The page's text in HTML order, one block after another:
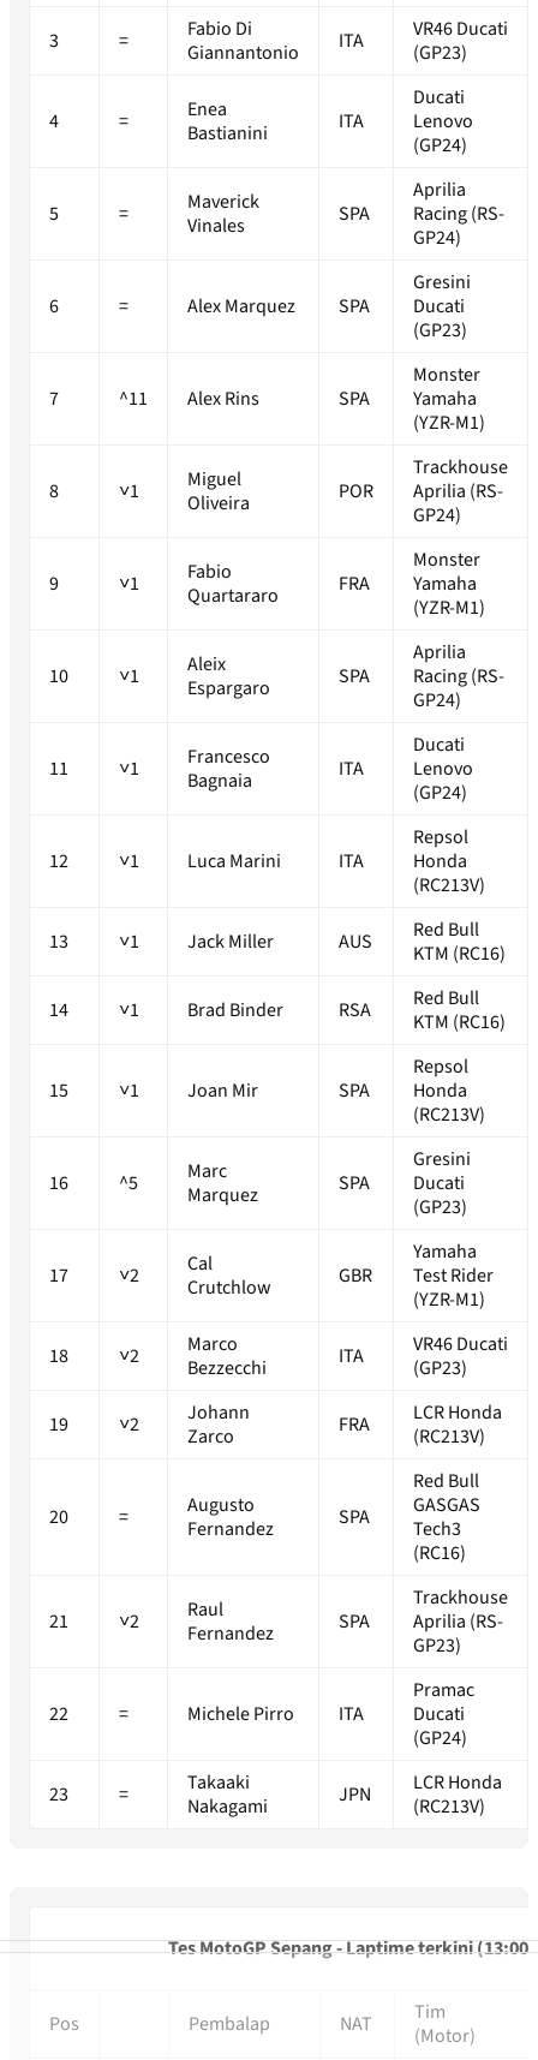
3 =
Fabio Di
Giannantonio
ITA
VR46 Ducati
(GP23)
4 =
Enea
Bastianini
ITA
Ducati
Lenovo
(GP24)
5 =
Maverick
Vinales
SPA
Aprilia
Racing (RS-
GP24)
6 = Alex Marquez SPA
Gresini
Ducati
(GP23)
7 ^11 Alex Rins SPA
Monster
Yamaha
(YZR-M1)
8 ˅1
Miguel
Oliveira
POR
Trackhouse
Aprilia (RS-
GP24)
9 ˅1
Fabio
Quartararo
FRA
Monster
Yamaha
(YZR-M1)
10 ˅1
Aleix
Espargaro
SPA
Aprilia
Racing (RS-
GP24)
11 ˅1
Francesco
Bagnaia
ITA
Ducati
Lenovo
(GP24)
12 ˅1 Luca Marini ITA
Repsol
Honda
(RC213V)
13 ˅1 Jack Miller AUS
Red Bull
KTM (RC16)
14 ˅1 Brad Binder RSA
Red Bull
KTM (RC16)
15 ˅1 Joan Mir SPA
Repsol
Honda
(RC213V)
16 ^5
Marc
Marquez
SPA
Gresini
Ducati
(GP23)
17 ˅2
Cal
Crutchlow
GBR
Yamaha
Test Rider
(YZR-M1)
18 ˅2
Marco
Bezzecchi
ITA
VR46 Ducati
(GP23)
19 ˅2
Johann
Zarco
FRA
LCR Honda
(RC213V)
20 =
Augusto
Fernandez
SPA
Red Bull
GASGAS
Tech3
(RC16)
21 ˅2
Raul
Fernandez
SPA
Trackhouse
Aprilia (RS-
GP23)
22 = Michele Pirro ITA
Pramac
Ducati
(GP24)
23 =
Takaaki
Nakagami
JPN
LCR Honda
(RC213V)
Tes MotoGP Sepang - Laptime terkini (13:00)
Pos Pembalap NAT
Tim
(Motor)